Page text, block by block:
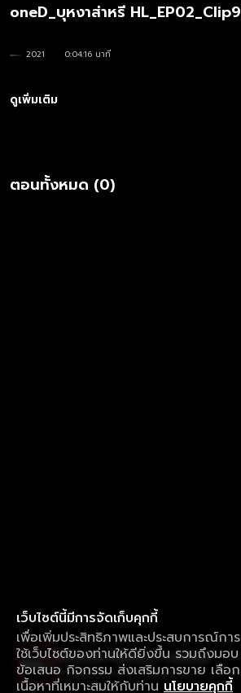
oneD_บุหงาส่าหรี HL_EP02_Clip9
2021
0:04:16 นาที
ดูเพิ่มเติม
ตอนทั้งหมด (0)
เว็บไซต์นี้มีการจัดเก็บคุกกี้
เพื่อเพิ่มประสิทธิภาพและประสบการณ์การ
ใช้เว็บไซต์ของท่านให้ดียิ่งขึ้น รวมถึงมอบ
ข้อเสนอ กิจกรรม ส่งเสริมการขาย เลือก
เนื้อหาที่เหมาะสมให้กับท่าน นโยบายคุกกี้
ใช้งานแอป ลื่นไหลกว่า ไม่มีสะดุด
ดาวน์โหลดแอปเพื่อการรับชมที่ดีกว่า